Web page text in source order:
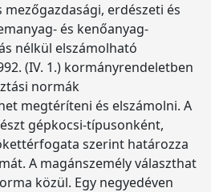
erdészeti és
és kenőanyag-
nélkül elszámolható
(IV. 1.) kormányrendeletben
normák
megtéríteni és elszámolni. A
gépkocsi-típusonként,
szerint határozza
A magánszemély választhat
közül. Egy negyedéven